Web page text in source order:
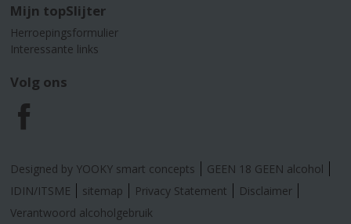
Mijn topSlijter
Herroepingsformulier
Interessante links
Volg ons
F
a
c
Designed by YOOKY smart concepts
GEEN 18 GEEN alcohol
IDIN/ITSME
sitemap Privacy Statement
Disclaimer
Verantwoord alcoholgebruik